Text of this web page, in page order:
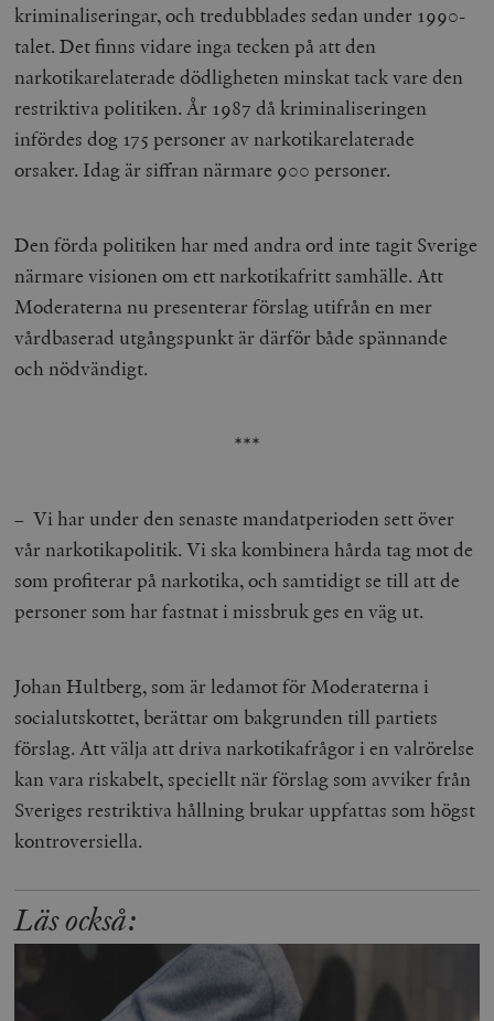
kriminaliseringar, och tredubblades sedan under 1990-
talet. Det finns vidare inga tecken på att den
narkotikarelaterade dödligheten minskat tack vare den
restriktiva politiken. År 1987 då kriminaliseringen
infördes dog 175 personer av narkotikarelaterade
orsaker. Idag är siffran närmare 900 personer.
Den förda politiken har med andra ord inte tagit Sverige
närmare visionen om ett narkotikafritt samhälle. Att
Moderaterna nu presenterar förslag utifrån en mer
vårdbaserad utgångspunkt är därför både spännande
och nödvändigt.
***
– Vi har under den senaste mandatperioden sett över
vår narkotikapolitik. Vi ska kombinera hårda tag mot de
som profiterar på narkotika, och samtidigt se till att de
personer som har fastnat i missbruk ges en väg ut.
Johan Hultberg, som är ledamot för Moderaterna i
socialutskottet, berättar om bakgrunden till partiets
förslag. Att välja att driva narkotikafrågor i en valrörelse
kan vara riskabelt, speciellt när förslag som avviker från
Sveriges restriktiva hållning brukar uppfattas som högst
kontroversiella.
Läs också: